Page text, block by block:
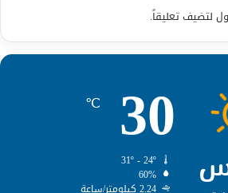
لتضيف تعليقاً.
30
℃
60%
2.24 كيلومتر/ساعة